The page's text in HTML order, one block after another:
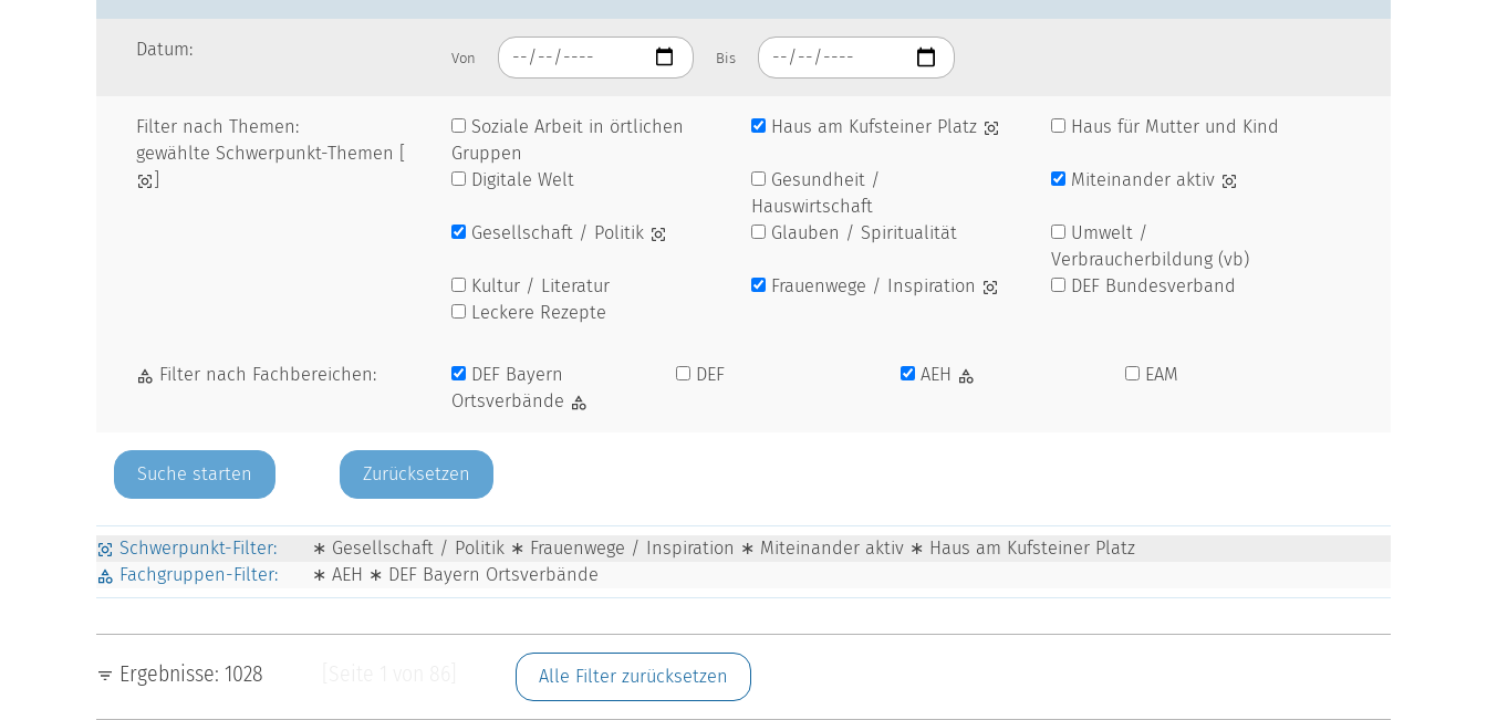
Datum: Von Bis
Filter nach Themen:
gewählte Schwerpunkt-Themen [
Soziale Arbeit in örtlichen
Gruppen
Haus am Kufsteiner Platz Haus für Mutter und Kind
Digitale Welt
Gesundheit /
Hauswirtschaft
Miteinander aktiv
Gesellschaft / Politik Glauben / Spiritualität
Umwelt /
Verbraucherbildung (vb)
Kultur / Literatur
Frauenwege / Inspiration
DEF Bundesverband
Leckere Rezepte
Filter nach Fachbereichen:
DEF Bayern
Ortsverbände
DEF AEH EAM
Zurücksetzen
Schwerpunkt-Filter:
∗ Gesellschaft / Politik ∗ Frauenwege / Inspiration ∗ Miteinander aktiv ∗ Haus am Kufsteiner Platz
Fachgruppen-Filter:
∗ AEH ∗ DEF Bayern Ortsverbände
Ergebnisse: 1028 Alle Filter zurücksetzen